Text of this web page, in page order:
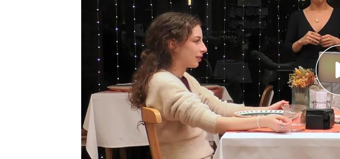
de pagar la cuenta decidía poner tan solo su
todo
El inesperado zasca de un soltero de 'First Dates'
más verle al entrar en el restaurante
Compartir
, de23 años,es estudiante y modelo y lleva la
bandera. Este soltero se está formando actualmente